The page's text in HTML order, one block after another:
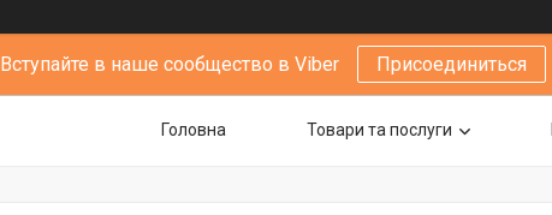
Вступайте в наше сообщество в Viber Присоединиться
Головна Товари та послуги